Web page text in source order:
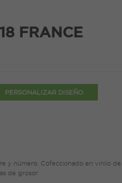
FRANCE
PERSONALIZAR DISEÑO
y número. Cofeccionado en vinilo
de grosor.